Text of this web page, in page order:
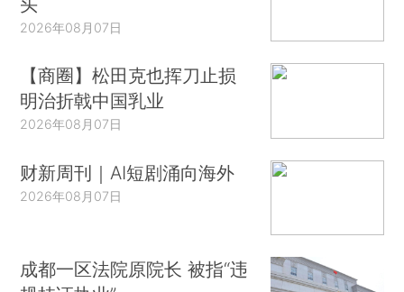
2026年08月07日
【商圈】松田克也挥刀止损
明治折戟中国乳业
2026年08月07日
财新周刊｜AI短剧涌向海外
2026年08月07日
成都一区法院原院长 被指“违